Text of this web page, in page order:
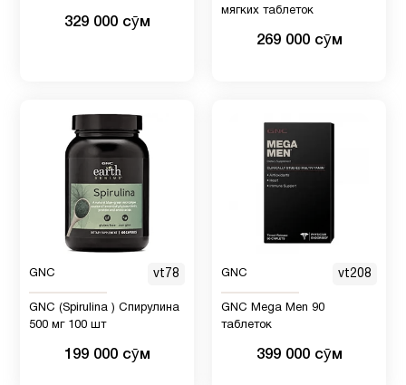
329 000 сӯм
мягких таблеток
269 000 сӯм
GNC vt78
GNC (Spirulina ) Спирулина
500 мг 100 шт
199 000 сӯм
GNC vt208
GNC Mega Men 90
таблеток
399 000 сӯм